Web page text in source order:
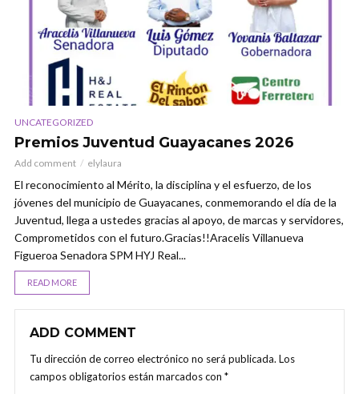
UNCATEGORIZED
Premios Juventud Guayacanes 2026
Add comment elylaura
El reconocimiento al Mérito, la disciplina y el esfuerzo, de los
jóvenes del municipio de Guayacanes, conmemorando el día de la
Juventud, llega a ustedes gracias al apoyo, de marcas y servidores,
Comprometidos con el futuro.Gracias!!Aracelis Villanueva
Figueroa Senadora SPM HYJ Real...
READ MORE
ADD COMMENT
Tu dirección de correo electrónico no será publicada. Los
campos obligatorios están marcados con *